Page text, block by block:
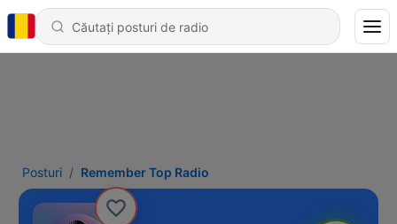
Posturi Remember Top Radio